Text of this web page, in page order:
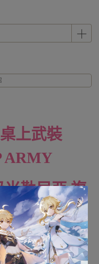
上武裝
ARMY
勒尼亞 複
組β
封